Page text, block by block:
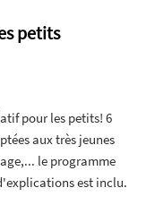
petits
pour les petits! 6
aux très jeunes
le programme
est inclu.